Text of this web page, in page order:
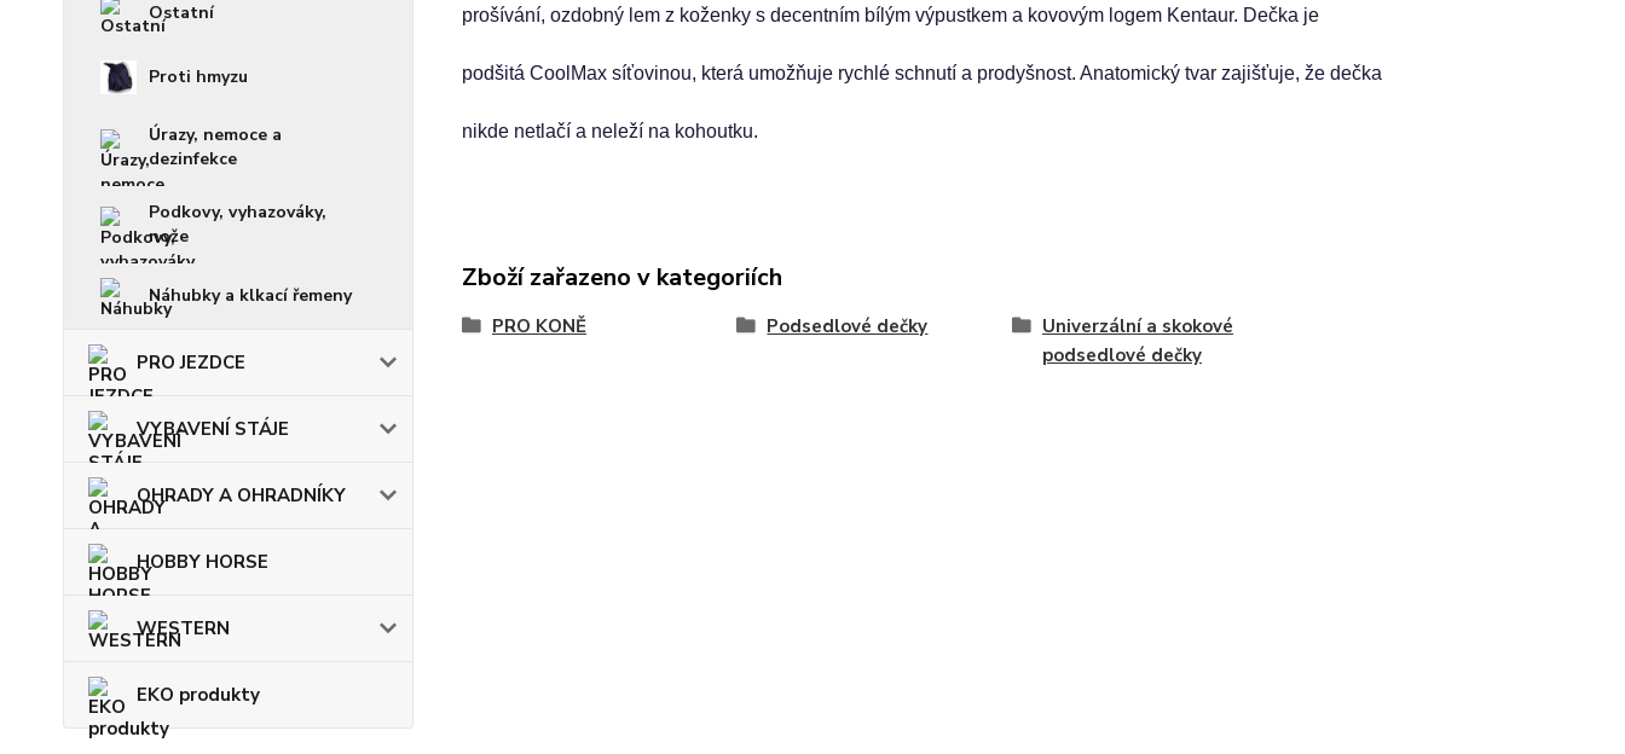
Ostatní
Proti hmyzu
Úrazy, nemoce a
dezinfekce
Podkovy, vyhazováky,
nože
Náhubky a klkací řemeny
PRO JEZDCE
VYBAVENÍ STÁJE
OHRADY A OHRADNÍKY
HOBBY HORSE
WESTERN
EKO produkty
prošívání, ozdobný lem z koženky s decentním bílým výpustkem a kovovým logem Kentaur. Dečka je
podšitá CoolMax síťovinou, která umožňuje rychlé schnutí a prodyšnost. Anatomický tvar zajišťuje, že dečka
nikde netlačí a neleží na kohoutku.
Zboží zařazeno v kategoriích
PRO KONĚ Podsedlové dečky
Univerzální a skokové
podsedlové dečky